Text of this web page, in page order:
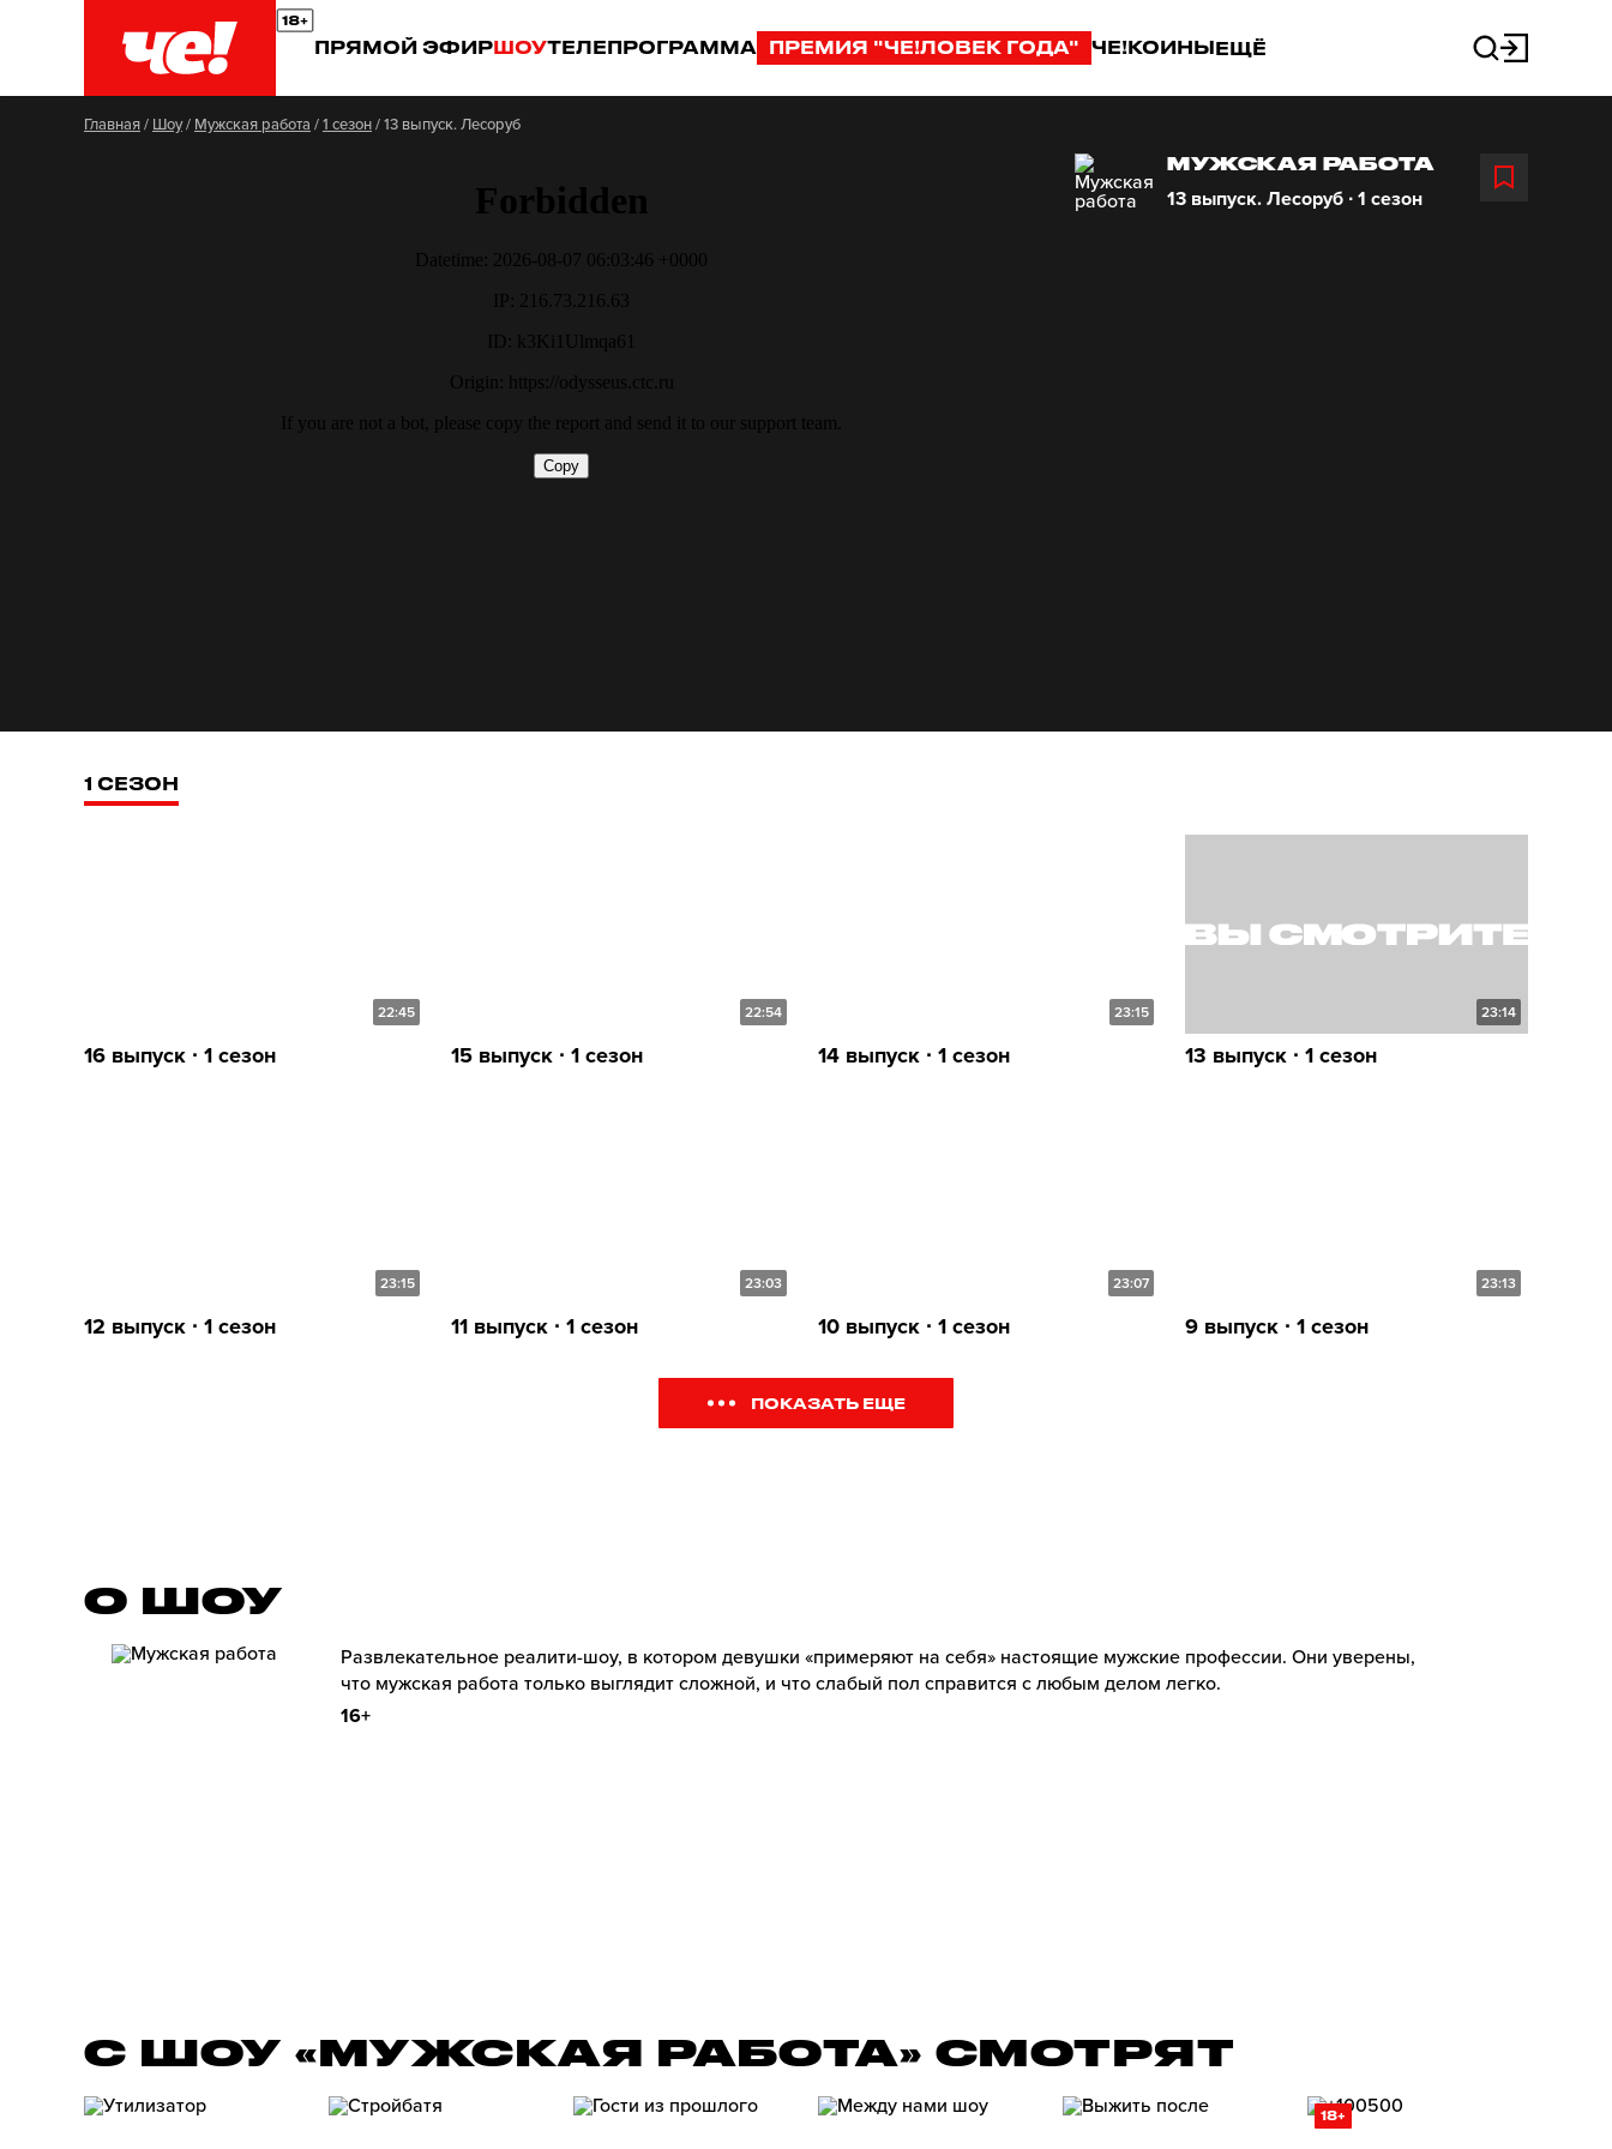
ПРЯМОЙ ЭФИРШОУТЕЛЕПРОГРАММА ПРЕМИЯ "ЧЕ!ЛОВЕК ГОДА" ЧЕ!КОИНЫЕЩЁ
Главная/ Шоу/ Мужская работа /1 сезон/13 выпуск. Лесоруб
МУЖСКАЯ РАБОТА
13 выпуск. Лесоруб ∙ 1 сезон
1 СЕЗОН
22:45
16 выпуск ∙ 1 сезон
22:54
15 выпуск ∙ 1 сезон
23:15
14 выпуск ∙ 1 сезон
23:14
13 выпуск ∙ 1 сезон
23:15
12 выпуск ∙ 1 сезон
23:03
11 выпуск ∙ 1 сезон
23:07
10 выпуск ∙ 1 сезон
23:13
9 выпуск ∙ 1 сезон
ПОКАЗАТЬ ЕЩЕ
О ШОУ
Развлекательное реалити-шоу, в котором девушки «примеряют на себя» настоящие мужские профессии. Они уверены,
что мужская работа только выглядит сложной, и что слабый пол справится с любым делом легко.
16+
С ШОУ «МУЖСКАЯ РАБОТА» СМОТРЯТ
18+